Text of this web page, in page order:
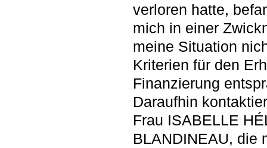
verloren hatte,
mich in einer
meine Situation
Kriterien für den
Finanzierung
Daraufhin
Frau ISABELLE
BLANDINEAU, die